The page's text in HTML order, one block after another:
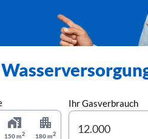
150 m2 180 m2
Ihr Gasverbrauch